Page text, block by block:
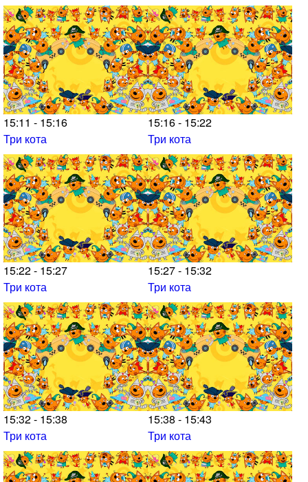
15:11 - 15:16
Три кота
15:16 - 15:22
Три кота
15:22 - 15:27
Три кота
15:27 - 15:32
Три кота
15:32 - 15:38
Три кота
15:38 - 15:43
Три кота